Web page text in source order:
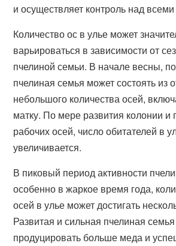
и осуществляет контроль над
Количество ос в улье может
варьироваться в зависимости от
пчелиной семьи. В начале весны,
пчелиная семья может состоять из
небольшого количества осей,
матку. По мере развития колонии
рабочих осей, число обитателей в
увеличивается.
В пиковый период активности
особенно в жаркое время года,
осей в улье может достигать
Развитая и сильная пчелиная
продуцировать больше меда и